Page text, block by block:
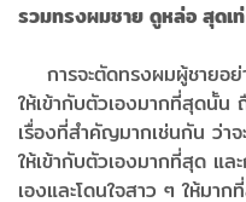
รวมทรงผมชาย​ ดูหล่อ​ สุดเ
การจะตัดทรงผมผู้ชายอย่
ให้เข้ากับตัวเองมากที่สุด​นั้น​
เรื่องที่สำ​คัญ​มากเช่นกัน​ ว่า
ให้เข้ากับตัวเอง​มากที่สุด​ แล
เองและโดนใจสาว​ ๆ​ ให้มาก